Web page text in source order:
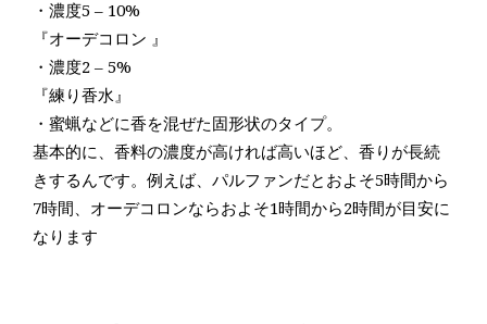
・濃度5 – 10%
『オーデコロン 』
・濃度2 – 5%
『練り香水』
・蜜蝋などに香を混ぜた固形状のタイプ。
基本的に、香料の濃度が高ければ高いほど、香りが長続
きするんです。例えば、パルファンだとおよそ5時間から
7時間、オーデコロンならおよそ1時間から2時間が目安に
なります